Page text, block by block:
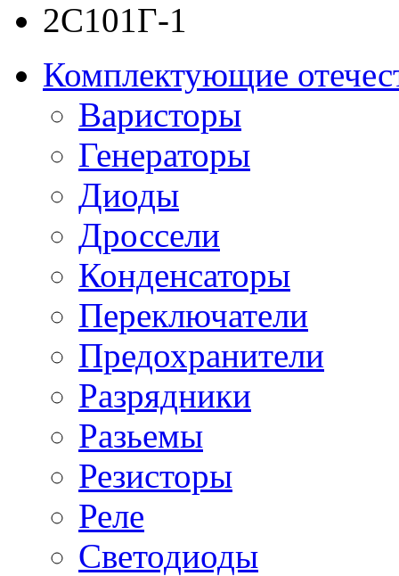
2С101Г-1
Комплектующие
Варисторы
Генераторы
Диоды
Дроссели
Конденсаторы
Переключатели
Предохранители
Разрядники
Разьемы
Резисторы
Реле
Светодиоды